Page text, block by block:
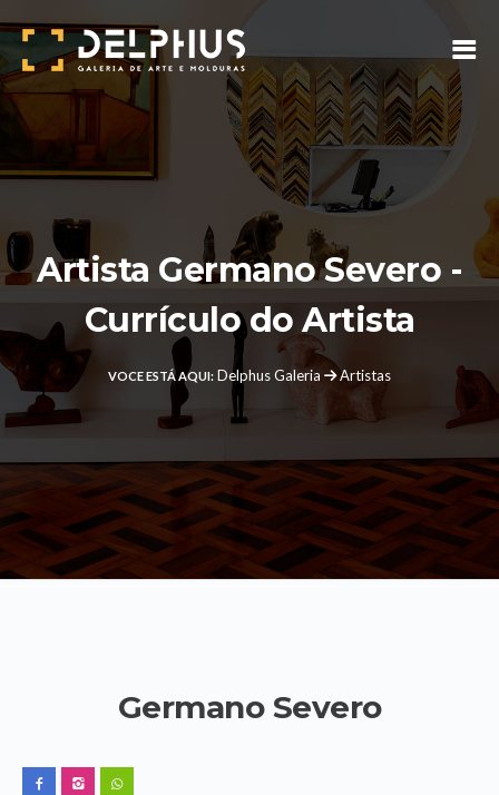
Artista Germano Severo -
Currículo do Artista
VOCE ESTÁ AQUI: Delphus Galeria Artistas
Germano Severo